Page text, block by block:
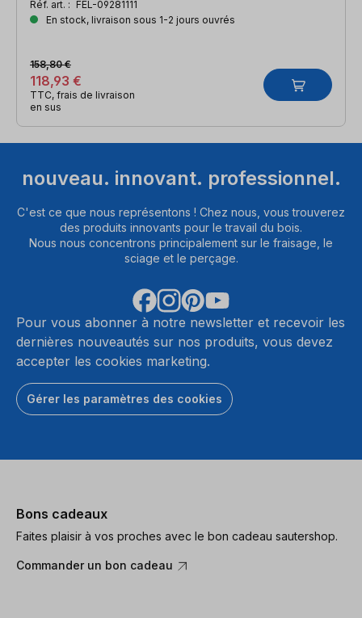
Réf. art. : FEL-09281111
En stock, livraison sous 1-2 jours ouvrés
118,93 €
158,80 €
TTC, frais de livraison
en sus
nouveau. innovant. professionnel.
C'est ce que nous représentons ! Chez nous, vous trouverez
des produits innovants pour le travail du bois.
Nous nous concentrons principalement sur le fraisage, le
sciage et le perçage.
Pour vous abonner à notre newsletter et recevoir les
dernières nouveautés sur nos produits, vous devez
accepter les cookies marketing.
Gérer les paramètres des cookies
Bons cadeaux
Faites plaisir à vos proches avec le bon cadeau sautershop.
Commander un bon cadeau